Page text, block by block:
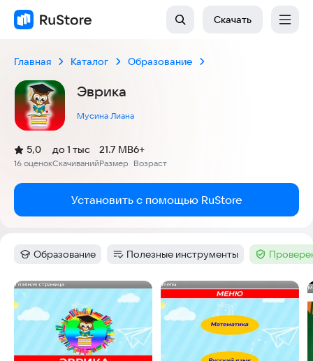
Скачать
Главная Каталог Образование
Эврика
Мусина Лиана
Рейтинг:
5,0
(
16 оценок
)
Скачиваний
до 1 тыс
Размер
21.7 MB
Возраст
6+
Установить с помощью RuStore
Категория:
Образование Категория:
Полезные инструменты Тег :
Скриншоты